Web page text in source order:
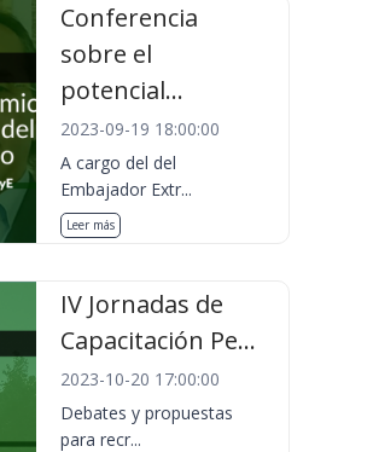
Conferencia
sobre el
potencial...
2023-09-19 18:00:00
A cargo del del
Embajador Extr...
Leer más
IV Jornadas de
Capacitación Pe...
2023-10-20 17:00:00
Debates y propuestas
para recr...